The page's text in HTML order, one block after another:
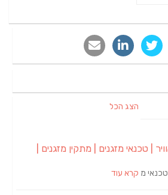
הצג הכל
| טכנאי מזגנים | מתקין מזגנים |
מקרא עוד